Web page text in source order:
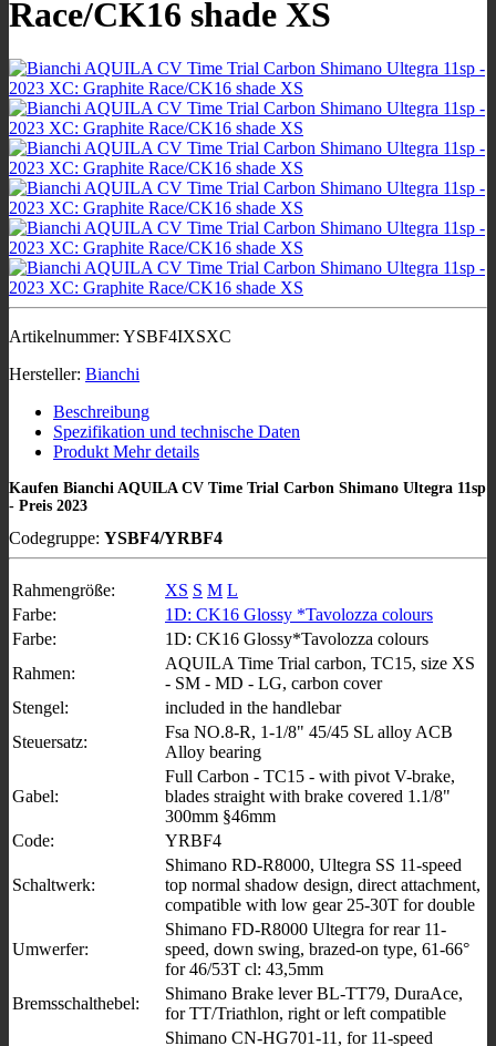
Race/CK16 shade XS
Artikelnummer: YSBF4IXSXC
Hersteller: Bianchi
Beschreibung
Spezifikation und technische Daten
Produkt Mehr details
Kaufen Bianchi AQUILA CV Time Trial Carbon Shimano Ultegra 11sp
- Preis 2023
Codegruppe: YSBF4/YRBF4
Rahmengröße: XS S M L
Farbe:
1D: CK16 Glossy *Tavolozza colours
Farbe:
1D: CK16 Glossy*Tavolozza colours
Rahmen:
AQUILA Time Trial carbon, TC15, size XS
- SM - MD - LG, carbon cover
Stengel:
included in the handlebar
Steuersatz:
Fsa NO.8-R, 1-1/8" 45/45 SL alloy ACB
Alloy bearing
Gabel:
Full Carbon - TC15 - with pivot V-brake,
blades straight with brake covered 1.1/8"
300mm §46mm
Code:
YRBF4
Schaltwerk:
Shimano RD-R8000, Ultegra SS 11-speed
top normal shadow design, direct attachment,
compatible with low gear 25-30T for double
Umwerfer:
Shimano FD-R8000 Ultegra for rear 11-
speed, down swing, brazed-on type, 61-66°
for 46/53T cl: 43,5mm
Bremsschalthebel:
Shimano Brake lever BL-TT79, DuraAce,
for TT/Triathlon, right or left compatible
Shimano CN-HG701-11, for 11-speed